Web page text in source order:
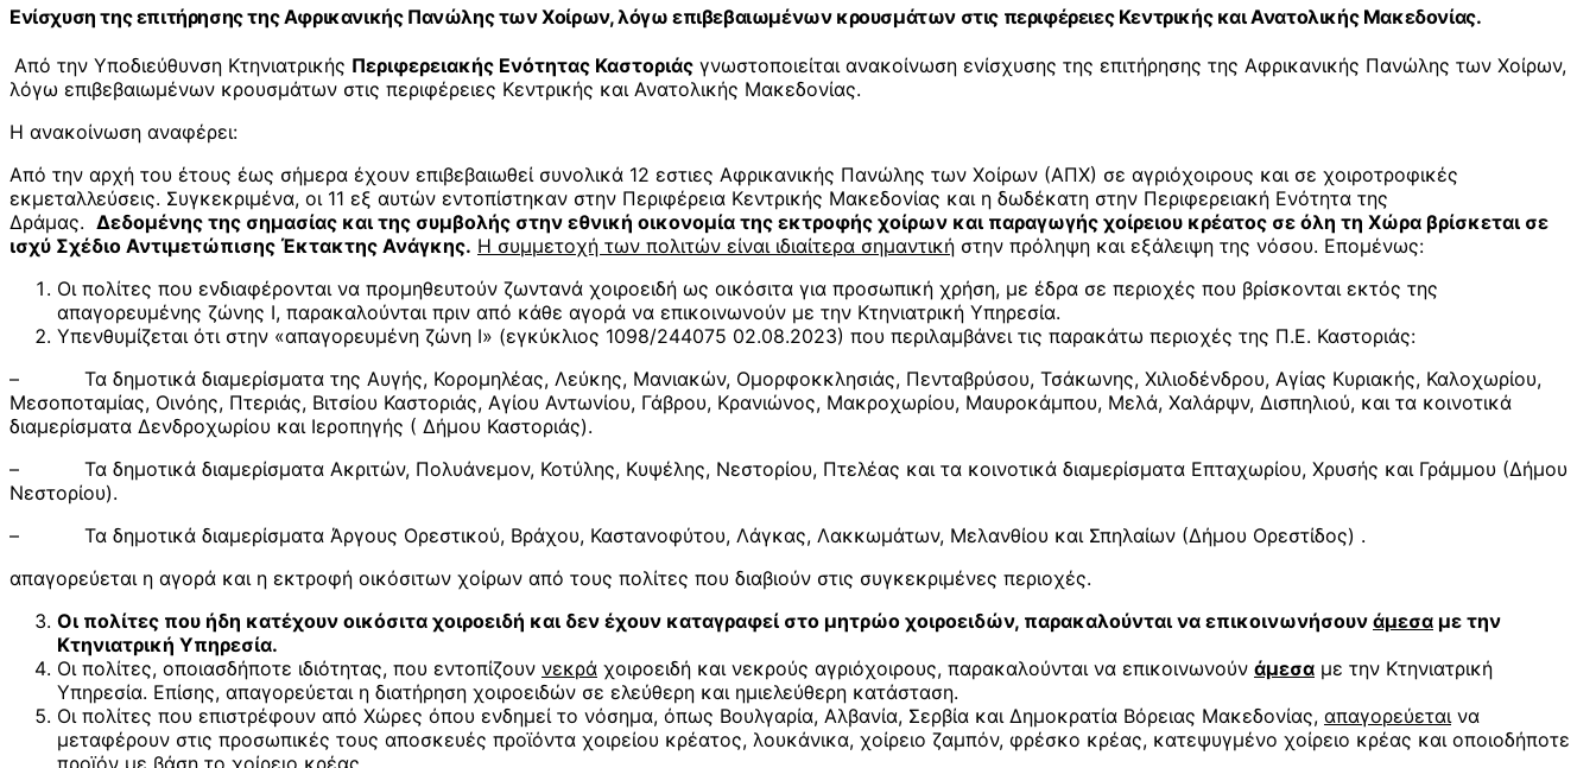
Ενίσχυση της επιτήρησης της Αφρικανικής Πανώλης των Χοίρων, λόγω επιβεβαιωμένων κρουσμάτων στις περιφέρειες Κεντρικής και Ανατολικής Μακεδονίας.
Από την Υποδιεύθυνση Κτηνιατρικής Περιφερειακής Ενότητας Καστοριάς γνωστοποιείται ανακοίνωση ενίσχυσης της επιτήρησης της Αφρικανικής Πανώλης των Χοίρων,
λόγω επιβεβαιωμένων κρουσμάτων στις περιφέρειες Κεντρικής και Ανατολικής Μακεδονίας.
Η ανακοίνωση αναφέρει:
Από την αρχή του έτους έως σήμερα έχουν επιβεβαιωθεί συνολικά 12 εστιες Αφρικανικής Πανώλης των Χοίρων (ΑΠΧ) σε αγριόχοιρους και σε χοιροτροφικές
εκμεταλλεύσεις. Συγκεκριμένα, οι 11 εξ αυτών εντοπίστηκαν στην Περιφέρεια Κεντρικής Μακεδονίας και η δωδέκατη στην Περιφερειακή Ενότητα της
Δράμας. Δεδομένης της σημασίας και της συμβολής στην εθνική οικονομία της εκτροφής χοίρων και παραγωγής χοίρειου κρέατος σε όλη τη Χώρα βρίσκεται σε
ισχύ Σχέδιο Αντιμετώπισης Έκτακτης Ανάγκης. Η συμμετοχή των πολιτών είναι ιδιαίτερα σημαντική στην πρόληψη και εξάλειψη της νόσου. Επομένως:
Οι πολίτες που ενδιαφέρονται να προμηθευτούν ζωντανά χοιροειδή ως οικόσιτα για προσωπική χρήση, με έδρα σε περιοχές που βρίσκονται εκτός της
απαγορευμένης ζώνης Ι, παρακαλούνται πριν από κάθε αγορά να επικοινωνούν με την Κτηνιατρική Υπηρεσία.
Υπενθυμίζεται ότι στην «απαγορευμένη ζώνη Ι» (εγκύκλιος 1098/244075 02.08.2023) που περιλαμβάνει τις παρακάτω περιοχές της Π.Ε. Καστοριάς:
– Τα δημοτικά διαμερίσματα της Αυγής, Κορομηλέας, Λεύκης, Μανιακών, Ομορφοκκλησιάς, Πενταβρύσου, Τσάκωνης, Χιλιοδένδρου, Αγίας Κυριακής, Καλοχωρίου,
Μεσοποταμίας, Οινόης, Πτεριάς, Βιτσίου Καστοριάς, Αγίου Αντωνίου, Γάβρου, Κρανιώνος, Μακροχωρίου, Μαυροκάμπου, Μελά, Χαλάρψν, Δισπηλιού, και τα κοινοτικά
διαμερίσματα Δενδροχωρίου και Ιεροπηγής ( Δήμου Καστοριάς).
– Τα δημοτικά διαμερίσματα Ακριτών, Πολυάνεμον, Κοτύλης, Κυψέλης, Νεστορίου, Πτελέας και τα κοινοτικά διαμερίσματα Επταχωρίου, Χρυσής και Γράμμου (Δήμου
Νεστορίου).
– Τα δημοτικά διαμερίσματα Άργους Ορεστικού, Βράχου, Καστανοφύτου, Λάγκας, Λακκωμάτων, Μελανθίου και Σπηλαίων (Δήμου Ορεστίδος) .
απαγορεύεται η αγορά και η εκτροφή οικόσιτων χοίρων από τους πολίτες που διαβιούν στις συγκεκριμένες περιοχές.
Οι πολίτες που ήδη κατέχουν οικόσιτα χοιροειδή και δεν έχουν καταγραφεί στο μητρώο χοιροειδών, παρακαλούνται να επικοινωνήσουν άμεσα με την
Κτηνιατρική Υπηρεσία.
Οι πολίτες, οποιασδήποτε ιδιότητας, που εντοπίζουν νεκρά χοιροειδή και νεκρούς αγριόχοιρους, παρακαλούνται να επικοινωνούν άμεσα με την Κτηνιατρική
Υπηρεσία. Επίσης, απαγορεύεται η διατήρηση χοιροειδών σε ελεύθερη και ημιελεύθερη κατάσταση.
Οι πολίτες που επιστρέφουν από Χώρες όπου ενδημεί το νόσημα, όπως Βουλγαρία, Αλβανία, Σερβία και Δημοκρατία Βόρειας Μακεδονίας, απαγορεύεται να
μεταφέρουν στις προσωπικές τους αποσκευές προϊόντα χοιρείου κρέατος, λουκάνικα, χοίρειο ζαμπόν, φρέσκο κρέας, κατεψυγμένο χοίρειο κρέας και οποιοδήποτε
προϊόν με βάση το χοίρειο κρέας.